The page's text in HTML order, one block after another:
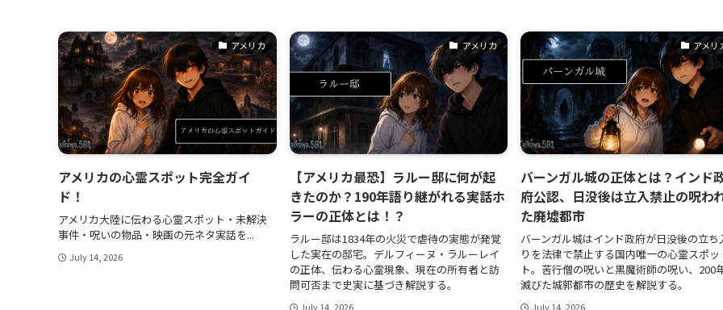
アメリカ
アメリカの心霊スポット完全ガイ
ド！
アメリカ大陸に伝わる心霊スポット・未解決
事件・呪いの物品・映画の元ネタ実話を...
July 14, 2026
アメリカ
【アメリカ最恐】ラルー邸に何が起
きたのか？190年語り継がれる実話ホ
ラーの正体とは！？
ラルー邸は1834年の火災で虐待の実態が発覚
した実在の邸宅。デルフィーヌ・ラルーレイ
の正体、伝わる心霊現象、現在の所有者と訪
問可否まで史実に基づき解説する。
July 14, 2026
アメリ
バーンガル城の正体とは？インド
府公認、日没後は立入禁止の呪わ
た廃墟都市
バーンガル城はインド政府が日没後の立ち
りを法律で禁止する国内唯一の心霊スポッ
ト。苦行僧の呪いと黒魔術師の呪い、200
滅びた城郭都市の歴史を解説する。
July 14, 2026